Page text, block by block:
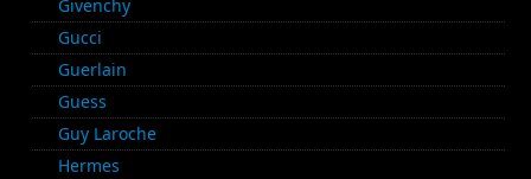
Givenchy
Gucci
Guerlain
Guess
Guy Laroche
Hermes